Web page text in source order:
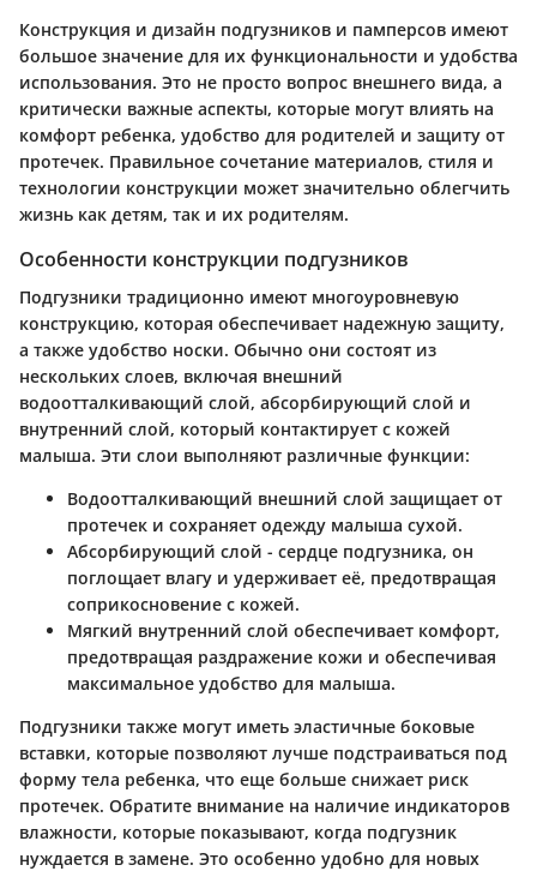
Конструкция и дизайн подгузников и памперсов имеют
большое значение для их функциональности и удобства
использования. Это не просто вопрос внешнего вида, а
критически важные аспекты, которые могут влиять на
комфорт ребенка, удобство для родителей и защиту от
протечек. Правильное сочетание материалов, стиля и
технологии конструкции может значительно облегчить
жизнь как детям, так и их родителям.
Особенности конструкции подгузников
Подгузники традиционно имеют многоуровневую
конструкцию, которая обеспечивает надежную защиту,
а также удобство носки. Обычно они состоят из
нескольких слоев, включая внешний
водоотталкивающий слой, абсорбирующий слой и
внутренний слой, который контактирует с кожей
малыша. Эти слои выполняют различные функции:
Водоотталкивающий внешний слой защищает от
протечек и сохраняет одежду малыша сухой.
Абсорбирующий слой - сердце подгузника, он
поглощает влагу и удерживает её, предотвращая
соприкосновение с кожей.
Мягкий внутренний слой обеспечивает комфорт,
предотвращая раздражение кожи и обеспечивая
максимальное удобство для малыша.
Подгузники также могут иметь эластичные боковые
вставки, которые позволяют лучше подстраиваться под
форму тела ребенка, что еще больше снижает риск
протечек. Обратите внимание на наличие индикаторов
влажности, которые показывают, когда подгузник
нуждается в замене. Это особенно удобно для новых